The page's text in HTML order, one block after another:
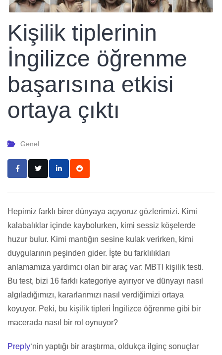
Kişilik tiplerinin
İngilizce öğrenme
başarısına etkisi
ortaya çıktı
Genel
Hepimiz farklı birer dünyaya açıyoruz gözlerimizi. Kimi
kalabalıklar içinde kaybolurken, kimi sessiz köşelerde
huzur bulur. Kimi mantığın sesine kulak verirken, kimi
duygularının peşinden gider. İşte bu farklılıkları
anlamamıza yardımcı olan bir araç var: MBTI kişilik testi.
Bu test, bizi 16 farklı kategoriye ayırıyor ve dünyayı nasıl
algıladığımızı, kararlarımızı nasıl verdiğimizi ortaya
koyuyor. Peki, bu kişilik tipleri İngilizce öğrenme gibi bir
macerada nasıl bir rol oynuyor?
Preply‘nin yaptığı bir araştırma, oldukça ilginç sonuçlar